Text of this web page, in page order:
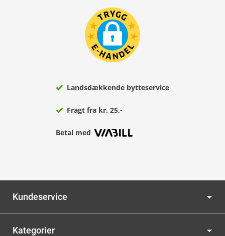
Landsdækkende bytteservice
Fragt fra kr. 25,-
Betal med
Kundeservice
Kategorier